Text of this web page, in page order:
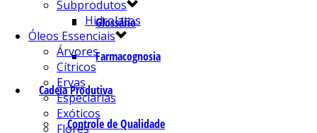
Glossário
Farmacognosia
Cadeia Produtiva
Controle de Qualidade
Subprodutos
Hidrolatos
Óleos Essenciais
Árvores
Cítricos
Ervas
Especiarias
Exóticos
Flores